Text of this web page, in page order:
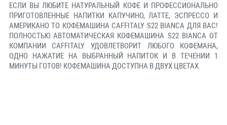
ЕСЛИ ВЫ ЛЮБИТЕ НАТУРАЛЬНЫЙ КОФЕ И ПРОФЕССИОНАЛЬНО
ПРИГОТОВЛЕННЫЕ НАПИТКИ КАПУЧИНО, ЛАТТЕ, ЭСПРЕССО И
АМЕРИКАНО ТО КОФЕМАШИНА CAFFITALY S22 BIANCA ДЛЯ ВАС!
ПОЛНОСТЬЮ АВТОМАТИЧЕСКАЯ КОФЕМАШИНА S22 BIANCA ОТ
КОМПАНИИ CAFFITALY УДОВЛЕТВОРИТ ЛЮБОГО КОФЕМАНА,
ОДНО НАЖАТИЕ НА ВЫБРАННЫЙ НАПИТОК И В ТЕЧЕНИИ 1
МИНУТЫ ГОТОВ! КОФЕМАШИНА ДОСТУПНА В ДВУХ ЦВЕТАХ.